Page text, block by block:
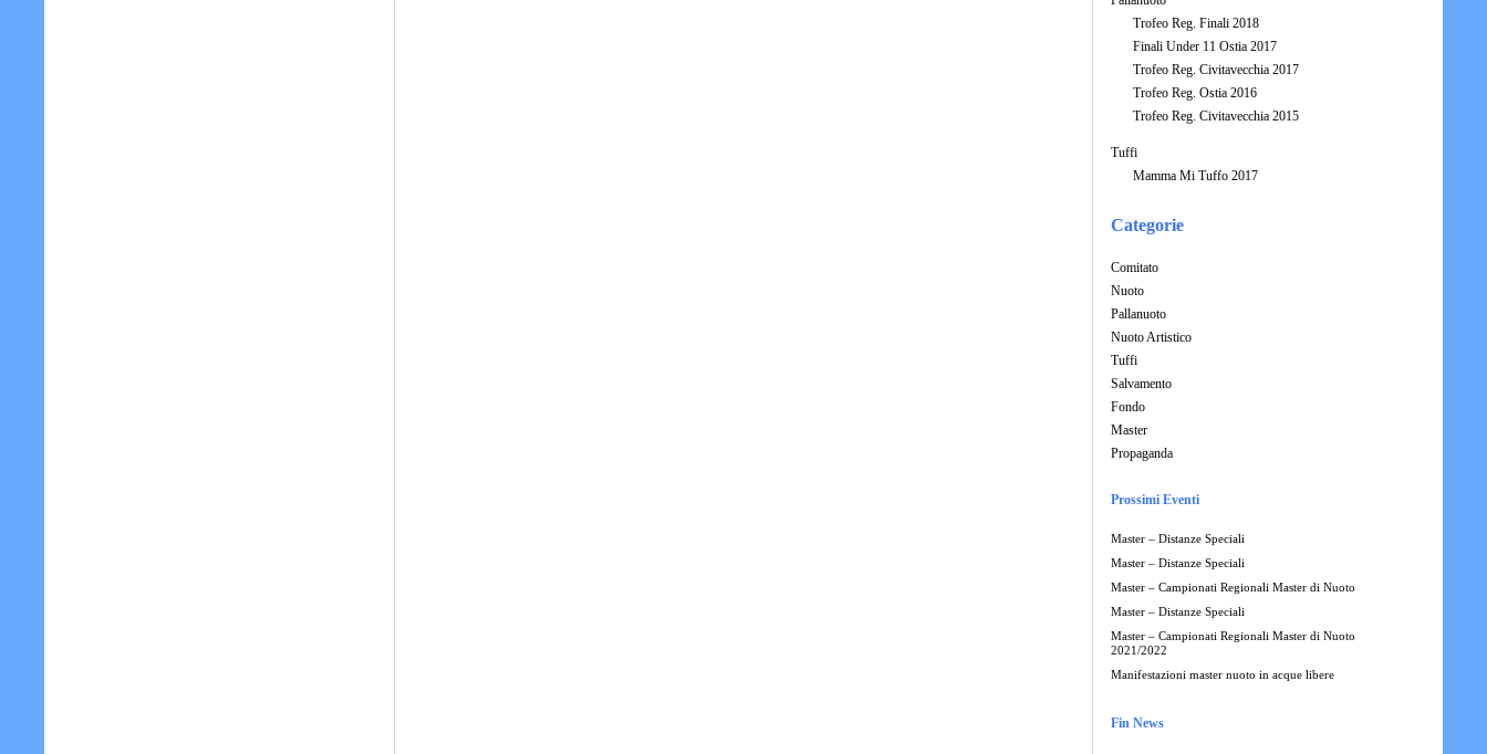
Trofeo Reg. Finali 2018
Finali Under 11 Ostia 2017
Trofeo Reg. Civitavecchia 2017
Trofeo Reg. Ostia 2016
Trofeo Reg. Civitavecchia 2015
Tuffi
Mamma Mi Tuffo 2017
Categorie
Comitato
Nuoto
Pallanuoto
Nuoto Artistico
Tuffi
Salvamento
Fondo
Master
Propaganda
Prossimi Eventi
Master – Distanze Speciali
Master – Distanze Speciali
Master – Campionati Regionali Master di Nuoto
Master – Distanze Speciali
Master – Campionati Regionali Master di Nuoto
2021/2022
Manifestazioni master nuoto in acque libere
Fin News